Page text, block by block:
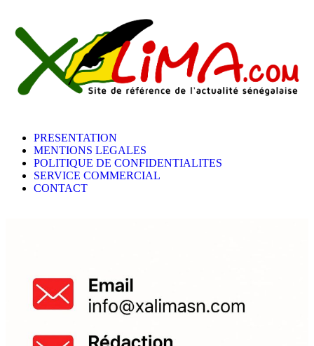
PRESENTATION
MENTIONS LEGALES
POLITIQUE DE CONFIDENTIALITES
SERVICE COMMERCIAL
CONTACT